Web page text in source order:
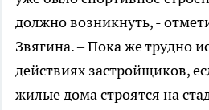
должно возникнуть, -
Звягина. – Пока же трудно
действиях застройщиков,
жилые дома строятся на